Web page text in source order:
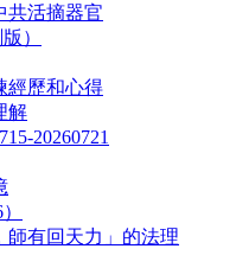
共活摘器官
）
經歷和心得
解
20260721
師有回天力」的法理